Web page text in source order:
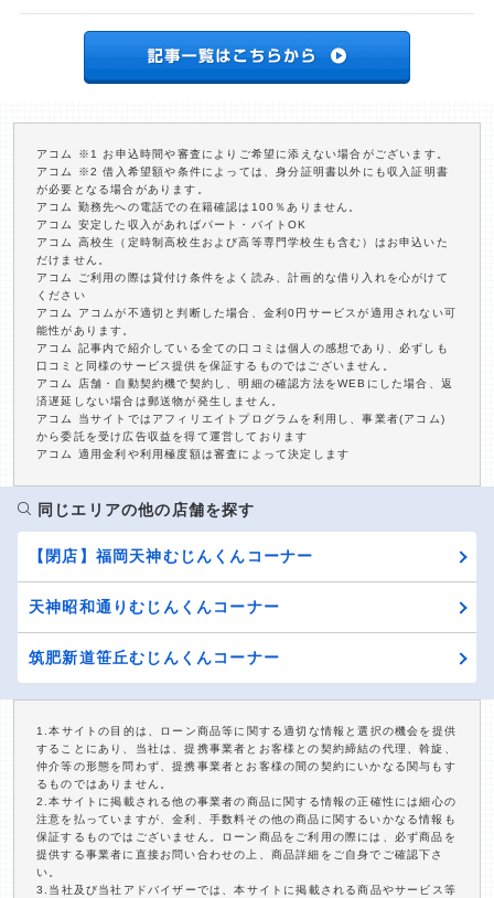
アコム ※1 お申込時間や審査によりご希望に添えない場合がございます。
アコム ※2 借入希望額や条件によっては、身分証明書以外にも収入証明書
が必要となる場合があります。
アコム 勤務先への電話での在籍確認は100％ありません。
アコム 安定した収入があればパート・バイトOK
アコム 高校生（定時制高校生および高等専門学校生も含む）はお申込いた
だけません。
アコム ご利用の際は貸付け条件をよく読み、計画的な借り入れを心がけて
ください
アコム アコムが不適切と判断した場合、金利0円サービスが適用されない可
能性があります。
アコム 記事内で紹介している全ての口コミは個人の感想であり、必ずしも
口コミと同様のサービス提供を保証するものではございません。
アコム 店舗・自動契約機で契約し、明細の確認方法をWEBにした場合、返
済遅延しない場合は郵送物が発生しません。
アコム 当サイトではアフィリエイトプログラムを利用し、事業者(アコム)
から委託を受け広告収益を得て運営しております
アコム 適用金利や利用極度額は審査によって決定します
同じエリアの他の店舗を探す
【閉店】福岡天神むじんくんコーナー
天神昭和通りむじんくんコーナー
筑肥新道笹丘むじんくんコーナー
1.本サイトの目的は、ローン商品等に関する適切な情報と選択の機会を提供
することにあり、当社は、提携事業者とお客様との契約締結の代理、斡旋、
仲介等の形態を問わず、提携事業者とお客様の間の契約にいかなる関与もす
るものではありません。
2.本サイトに掲載される他の事業者の商品に関する情報の正確性には細心の
注意を払っていますが、金利、手数料その他の商品に関するいかなる情報も
保証するものではございません。ローン商品をご利用の際には、必ず商品を
提供する事業者に直接お問い合わせの上、商品詳細をご自身でご確認下さ
い。
3.当社及び当社アドバイザーでは、本サイトに掲載される商品やサービス等